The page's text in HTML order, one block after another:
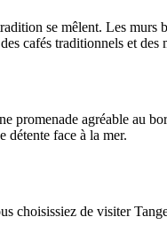
se mêlent. Les
cafés traditionnels et des
agréable au
détente face à la mer.
de visiter